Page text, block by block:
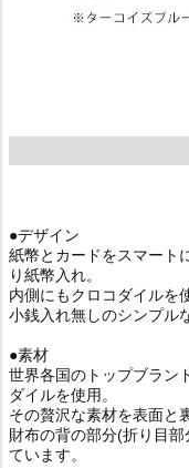
●デザイン
紙幣とカードをスマート
り紙幣入れ。
内側にもクロコダイルを
小銭入れ無しのシンプル
●素材
世界各国のトップブラン
ダイルを使用。
その贅沢な素材を表面と
財布の背の部分(折り目
ています。